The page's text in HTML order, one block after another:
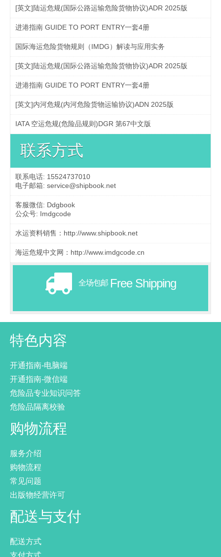
[英文]陆运危规(国际公路运输危险货物协议)ADR 2025版
进港指南 GUIDE TO PORT ENTRY一套4册
国际海运危险货物规则（IMDG）解读与应用实务
[英文]陆运危规(国际公路运输危险货物协议)ADR 2025版
进港指南 GUIDE TO PORT ENTRY一套4册
[英文]内河危规(内河危险货物运输协议)ADN 2025版
IATA 空运危规(危险品规则)DGR 第67中文版
联系方式
联系电话: 15524737010
电子邮箱: service@shipbook.net
客服微信: Ddgbook
公众号: Imdgcode
水运资料销售：http://www.shipbook.net
海运危规中文网：http://www.imdgcode.cn
全场包邮 Free Shipping
特色内容
开通指南-电脑端
开通指南-微信端
危险品专业知识问答
危险品隔离校验
购物流程
服务介绍
购物流程
常见问题
出版物经营许可
配送与支付
配送方式
支付方式